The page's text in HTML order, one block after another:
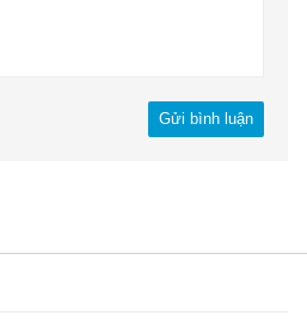
Gửi bình luận